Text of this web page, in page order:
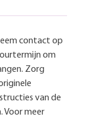
contact op
om
Zorg
van de
Voor meer